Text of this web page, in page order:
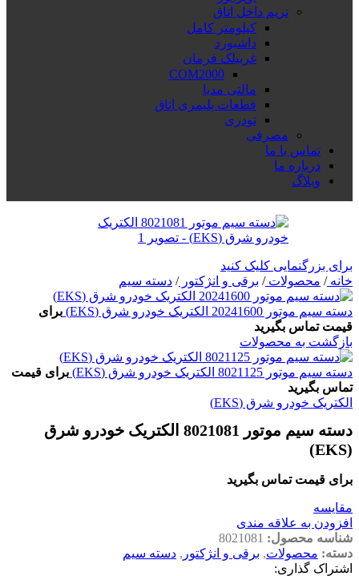
تریم داخل اتاق
کیلومتر کامل
داشبورد
غربیلک فرمان
COM2000
مالتی مدیا
قطعات پلیمری اتاق
تودری
مصرفی
تماس با ما
درباره ما
وبلاگ
برای بزرگنمایی کلیک کنید
خانه/ محصولات/ برقی و انژکتور/ دسته سیم
دسته سیم موتور 20241600 الکتریک خودرو شرق (EKS)
برای
قیمت تماس بگیرید
بازگشت به محصولات
دسته سیم موتور 8021125 الکتریک خودرو شرق (EKS)
برای قیمت
تماس بگیرید
الکتریک خودرو شرق (EKS)
دسته سیم موتور 8021081 الکتریک خودرو شرق
(EKS)
برای قیمت تماس بگیرید
مقايسه
افزودن به علاقه مندی
شناسه محصول: 8021081
دسته: محصولات, برقی و انژکتور , دسته سیم
اشتراک گذاری: